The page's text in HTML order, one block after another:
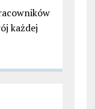
każdej